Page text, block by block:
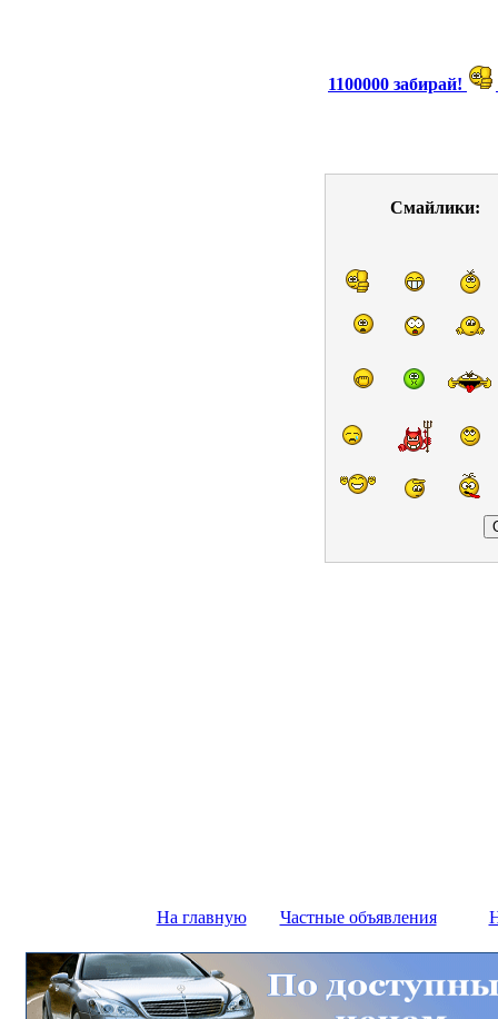
1100000 забирай!
Смайлики:
На главную Частные объявления